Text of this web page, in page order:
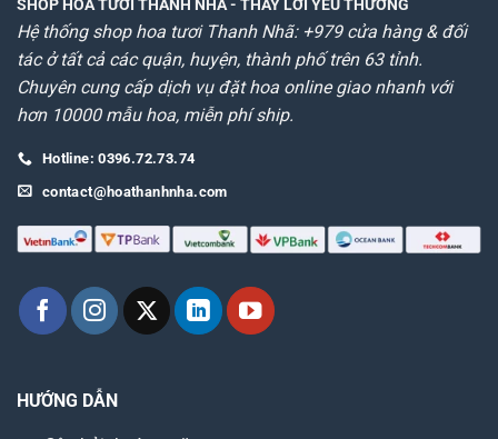
SHOP HOA TƯƠI THANH NHÃ- THAY LỜI YÊU THƯƠNG
Hệ thống shop hoa tươi Thanh Nhã: +979 cửa hàng & đối
tác ở tất cả các quận, huyện, thành phố trên 63 tỉnh.
Chuyên cung cấp dịch vụ đặt hoa online giao nhanh với
hơn 10000 mẫu hoa, miễn phí ship.
Hotline: 0396.72.73.74
contact@hoathanhnha.com
HƯỚNG DẪN